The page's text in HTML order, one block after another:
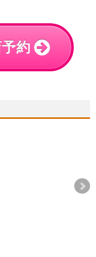
約
7月16日(土),17